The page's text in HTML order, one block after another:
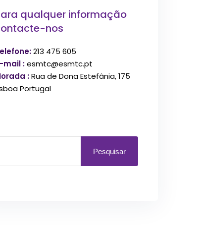
qualquer informação
nos
213 475 605
mail :esmtc@esmtc.pt
:Rua de Dona Estefânia, 175
Portugal
Pesquisar